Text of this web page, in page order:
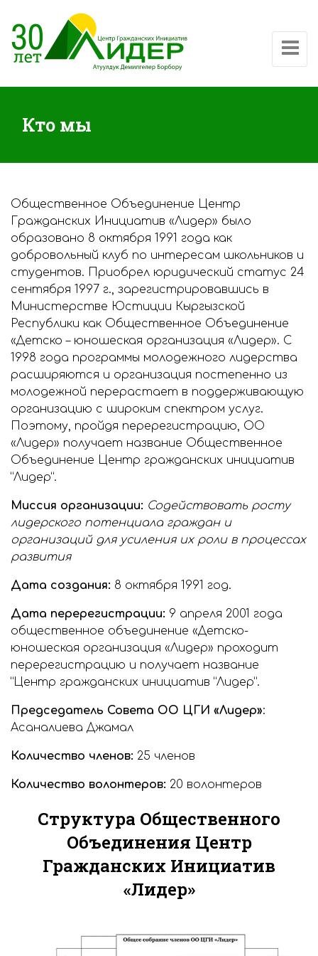
Кто мы
Общественное Объединение Центр
Гражданских Инициатив «Лидер» было
образовано 8 октября 1991 года как
добровольный клуб по интересам школьников и
студентов. Приобрел юридический статус 24
сентября 1997 г., зарегистрировавшись в
Министерстве Юстиции Кыргызской
Республики как Общественное Объединение
«Детско – юношеская организация «Лидер». С
1998 года программы молодежного лидерства
расширяются и организация постепенно из
молодежной перерастает в поддерживающую
организацию с широким спектром услуг.
Поэтому, пройдя перерегистрацию, ОО
«Лидер» получает название Общественное
Объединение Центр гражданских инициатив
“Лидер”.
Миссия организации: Содействовать росту
лидерского потенциала граждан и
организаций для усиления их роли в процессах
развития
Дата создания: 8 октября 1991 год.
Дата перерегистрации: 9 апреля 2001 года
общественное объединение «Детско-
юношеская организация «Лидер» проходит
перерегистрацию и получает название
“Центр гражданских инициатив “Лидер”.
Председатель Совета ОО ЦГИ «Лидер»:
Асаналиева Джамал
Количество членов: 25 членов
Количество волонтеров: 20 волонтеров
Структура Общественного
Объединения Центр
Гражданских Инициатив
«Лидер»